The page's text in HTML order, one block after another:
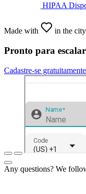
HIPAA
Made with in the
Pronto para
Cadastre-se gratuitamente
Any questions? We